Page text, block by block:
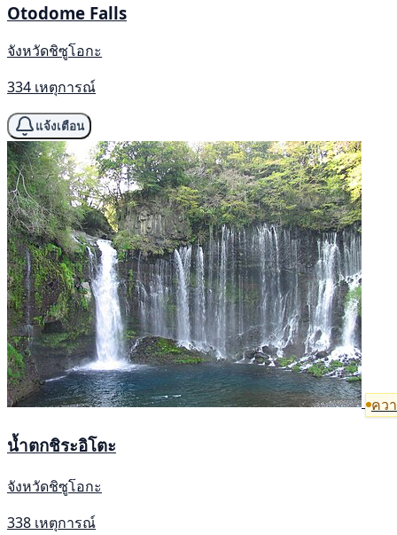
Otodome Falls
จังหวัดชิซูโอกะ
334 เหตุการณ์
แจ้งเตือน
คว
น้ำตกชิระอิโตะ
จังหวัดชิซูโอกะ
338 เหตุการณ์